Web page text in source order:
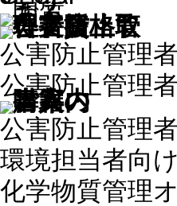
公害防止管理
公害防止管理
公害防止管理
環境担当者向
化学物質管理